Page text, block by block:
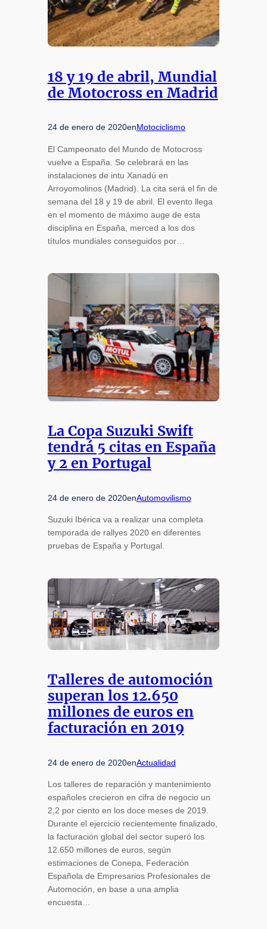
18 y 19 de abril, Mundial
de Motocross en Madrid
24 de enero de 2020enMotociclismo
El Campeonato del Mundo de Motocross
vuelve a España. Se celebrará en las
instalaciones de intu Xanadú en
Arroyomolinos (Madrid). La cita será el fin de
semana del 18 y 19 de abril. El evento llega
en el momento de máximo auge de esta
disciplina en España, merced a los dos
títulos mundiales conseguidos por…
La Copa Suzuki Swift
tendrá 5 citas en España
y 2 en Portugal
24 de enero de 2020enAutomovilismo
Suzuki Ibérica va a realizar una completa
temporada de rallyes 2020 en diferentes
pruebas de España y Portugal.
Talleres de automoción
superan los 12.650
millones de euros en
facturación en 2019
24 de enero de 2020enActualidad
Los talleres de reparación y mantenimiento
españoles crecieron en cifra de negocio un
2,2 por ciento en los doce meses de 2019.
Durante el ejercicio recientemente finalizado,
la facturación global del sector superó los
12.650 millones de euros, según
estimaciones de Conepa, Federación
Española de Empresarios Profesionales de
Automoción, en base a una amplia
encuesta…